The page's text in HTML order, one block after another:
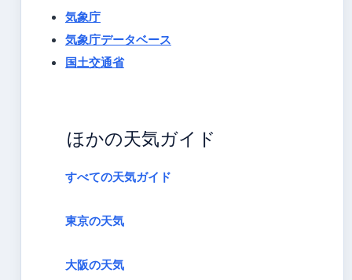
気象庁
気象庁データベース
国土交通省
ほかの天気ガイド
すべての天気ガイド
東京の天気
大阪の天気